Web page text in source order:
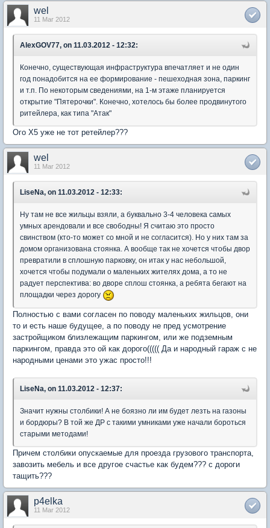
wel
11 Mar 2012
AlexGOV77, on 11.03.2012 - 12:32:
Конечно, существующая инфраструктура впечатляет и не один
год понадобится на ее формирование - пешеходная зона, паркинг
и т.п. По некоторым сведениями, на 1-м этаже планируется
открытие "Пятерочки". Конечно, хотелось бы более продвинутого
ритейлера, как типа "Атак"
Ого Х5 уже не тот ретейлер???
wel
11 Mar 2012
LiseNa, on 11.03.2012 - 12:33:
Ну там не все жильцы взяли, а буквально 3-4 человека самых
умных арендовали и все свободны! Я считаю это просто
свинством (кто-то может со мной и не согласится). Но у них там за
домом организована стоянка. А вообще так не хочется чтобы двор
превратили в сплошную парковку, он итак у нас небольшой,
хочется чтобы подумали о маленьких жителях дома, а то не
радует перспектива: во дворе сплош стоянка, а ребята бегают на
площадки через дорогу
Полностью с вами согласен по поводу маленьких жильцов, они
то и есть наше будущее, а по поводу не пред усмотрение
застройщиком близлежащим паркингом, или же подземным
паркингом, правда это ой как дорого((((( Да и народный гараж с не
народными ценами это ужас просто!!!
LiseNa, on 11.03.2012 - 12:37:
Значит нужны столбики! А не боязно ли им будет лезть на газоны
и бордюры? В той же ДР с такими умниками уже начали бороться
старыми методами!
Причем столбики опускаемые для проезда грузового транспорта,
завозить мебель и все другое счастье как будем??? с дороги
тащить???
p4elka
11 Mar 2012